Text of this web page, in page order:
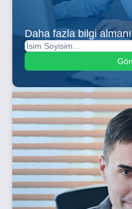
Daha fazla bilgi